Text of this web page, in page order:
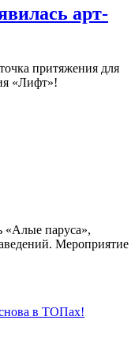
арт-
притяжения для
«Лифт»!
«Алые паруса»,
Мероприятие